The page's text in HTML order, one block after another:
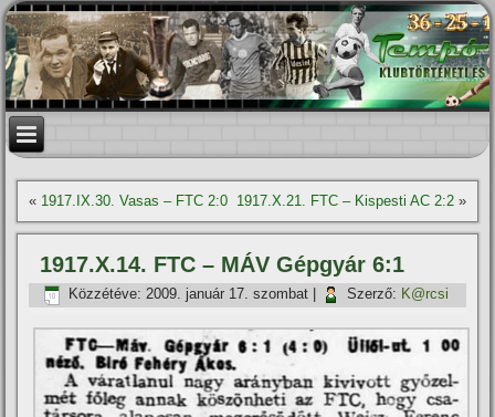
« 1917.IX.30. Vasas – FTC 2:0 1917.X.21. FTC – Kispesti AC 2:2»
1917.X.14. FTC – MÁV Gépgyár 6:1
Közzétéve: 2009. január 17. szombat Szerző: K@rcsi